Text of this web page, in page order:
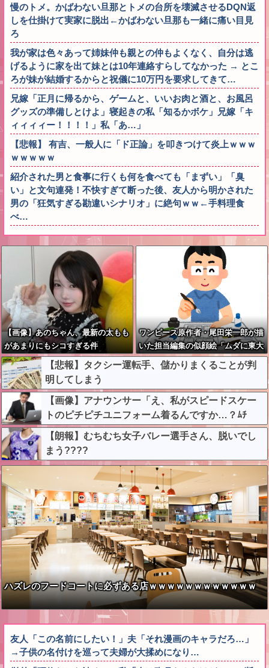
慢のトメ。かばわない旦那とトメの台所を壊滅させるDQN返
しを仕掛けて実家に脱出←かばわない旦那も一緒に痛い目見
ろ
我が家は色々あって姉妹仲も親との仲もよくなく、自分は逃
げるように家を出て妹とは10年連絡すらしてなかった → とこ
ろが妹が結婚するからと祝儀に10万円を要求してきて…
兄嫁「正月に帰るから、ゲームと、いいお肉と酒と、お風呂
グッズの準備しとけよ」寝起きの私「知るかボケ」兄嫁「キ
ィィィィー！！！！」私「あ…」
【悲報】 有吉、一般人に「ド正論」を叩きつけて炎上ｗｗｗ
ｗｗｗｗｗ
紹介された男と食事に行くも何を食べても「まずい」「臭
い」と文句連発！不快すぎて断った後、友人から明かされた
男の「狂気すぎる勘違いシナリオ」に絶句ｗｗ←手料理食
べ…
【画像】あのちゃん、最新の太もも
があまりにもシコすぎる件
ワンピース原作者・尾田栄一郎が描
いた担当編集の似顔絵「ムダに東大
卒」
【悲報】タクシー運転手、儲かりまくることが判
明してしまう
【画像】アナウンサー「え、私がスピードスケー
トのピチピチユニフォーム着るんですか…？ﾑﾁ
ｨ！！」←これはお前らに刺さるやろw w w w w w
w w
【朗報】むちむち女子バレー選手さん、脱いでし
まう????
ハズレのフードコートに必ずある店ｗｗｗｗｗｗｗｗｗｗｗｗ
友人「この名前にしたい！」夫「それ漫画のキャラだろ…」
→子供の名付けを巡って夫婦が大揉めになり…